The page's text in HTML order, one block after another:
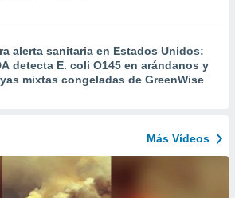
alerta sanitaria en Estados Unidos:
detecta E. coli O145 en arándanos y
mixtas congeladas de GreenWise
Más Vídeos